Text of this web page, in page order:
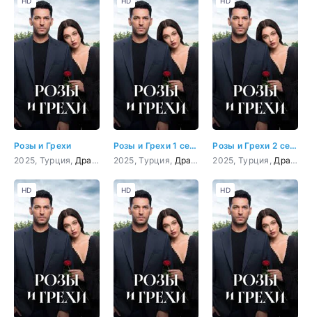
Розы и Грехи
2025, Турция, Драма
Розы и Грехи 1 серия
2025, Турция, Драма
Розы и Грехи 2 серия
2025, Турция, Драма
HD HD HD